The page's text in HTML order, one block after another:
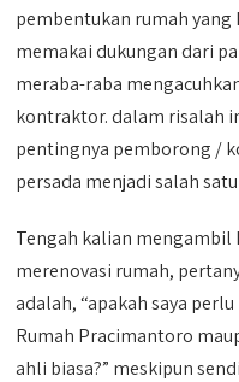
pembentukan rumah
memakai dukungan dari
meraba-raba
kontraktor. dalam risalah
pentingnya pemborong /
persada menjadi salah
Tengah kalian
merenovasi rumah,
adalah, “apakah saya
Rumah Pracimantoro
ahli biasa?” meskipun